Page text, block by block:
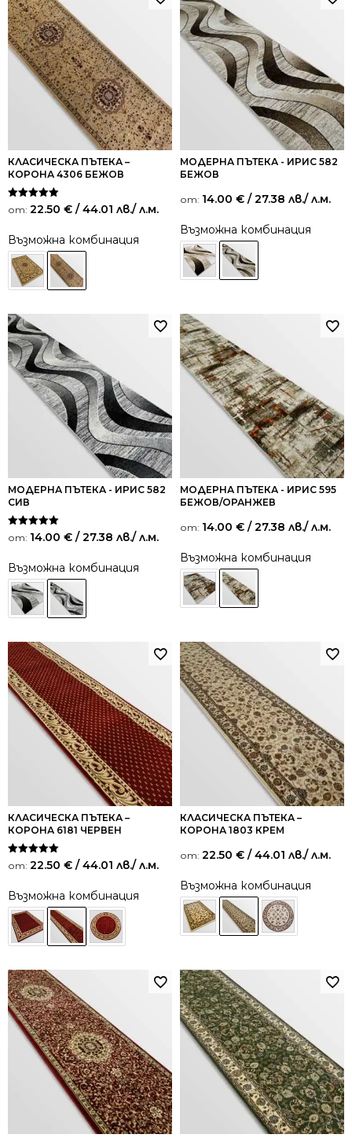
КЛАСИЧЕСКА ПЪТЕКА –
КОРОНА 4306 БЕЖОВ
Оценено на
5.00
от: 22.50 € / 44.01 лв./ л.м.
Възможна комбинация
МОДЕРНА ПЪТЕКА - ИРИС 582
БЕЖОВ
от: 14.00 € / 27.38 лв./ л.м.
Възможна комбинация
МОДЕРНА ПЪТЕКА - ИРИС 582
СИВ
Оценено на
5.00
от: 14.00 € / 27.38 лв./ л.м.
Възможна комбинация
МОДЕРНА ПЪТЕКА - ИРИС 595
БЕЖОВ/ОРАНЖЕВ
от: 14.00 € / 27.38 лв./ л.м.
Възможна комбинация
КЛАСИЧЕСКА ПЪТЕКА –
КОРОНА 6181 ЧЕРВЕН
Оценено на
5.00
от: 22.50 € / 44.01 лв./ л.м.
Възможна комбинация
КЛАСИЧЕСКА ПЪТЕКА –
КОРОНА 1803 КРЕМ
от: 22.50 € / 44.01 лв./ л.м.
Възможна комбинация